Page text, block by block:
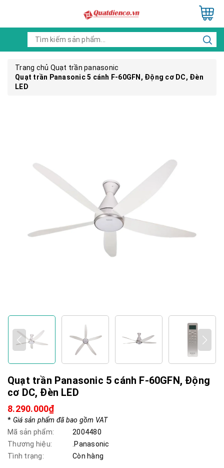
Trang chủ Quạt trần panasonic
Quạt trần Panasonic 5 cánh F-60GFN, Động cơ DC, Đèn
LED
Quạt trần Panasonic 5 cánh F-60GFN, Động
cơ DC, Đèn LED
8.290.000₫
* Giá sản phẩm đã bao gồm VAT
Mã sản phẩm:
2004480
Thương hiệu:
.Panasonic
Tình trạng:
Còn hàng